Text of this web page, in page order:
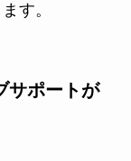
す。
サポートが